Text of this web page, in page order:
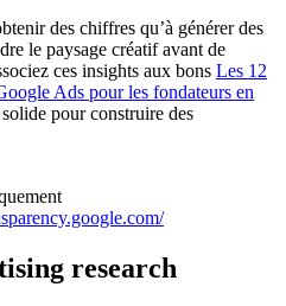
des chiffres qu’à générer des
le paysage créatif avant de
ces insights aux bons Les 12
Ads pour les fondateurs en
pour construire des
research